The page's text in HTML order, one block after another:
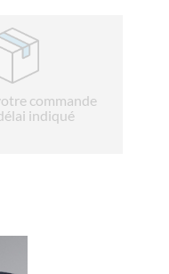
commande
indiqué